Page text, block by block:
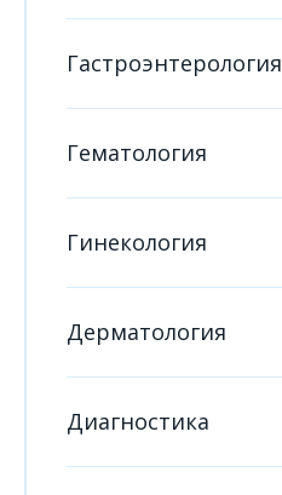
Гастроэнтерология
Гематология
Гинекология
Дерматология
Диагностика